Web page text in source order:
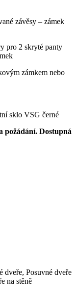
závěsy – zámek
pro 2 skryté panty
zámkem nebo
sklo VSG černé
požádání. Dostupná
dveře, Posuvné dveře
na stěně